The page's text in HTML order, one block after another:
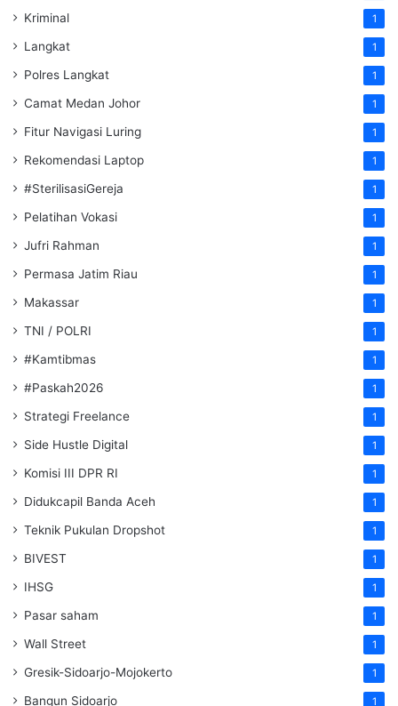
Kriminal 1
Langkat 1
Polres Langkat 1
Camat Medan Johor 1
Fitur Navigasi Luring 1
Rekomendasi Laptop 1
#SterilisasiGereja 1
Pelatihan Vokasi 1
Jufri Rahman 1
Permasa Jatim Riau 1
Makassar 1
TNI / POLRI 1
#Kamtibmas 1
#Paskah2026 1
Strategi Freelance 1
Side Hustle Digital 1
Komisi III DPR RI 1
Didukcapil Banda Aceh 1
Teknik Pukulan Dropshot 1
BIVEST 1
IHSG 1
Pasar saham 1
Wall Street 1
Gresik-Sidoarjo-Mojokerto 1
Bangun Sidoarjo 1